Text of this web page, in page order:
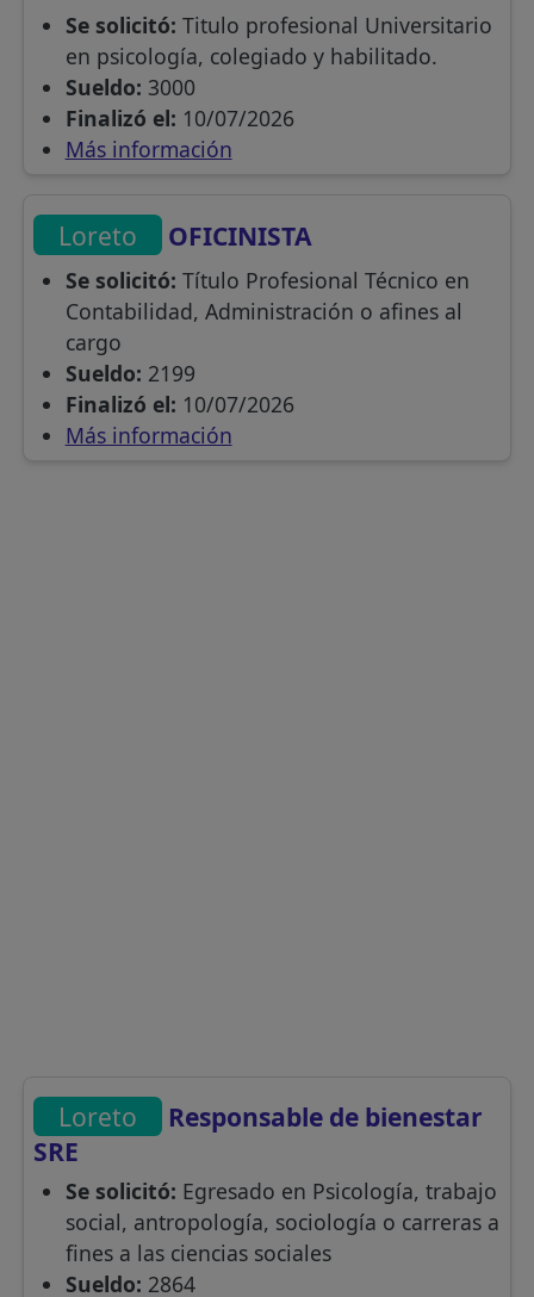
Se solicitó: Titulo profesional Universitario
en psicología, colegiado y habilitado.
Sueldo: 3000
Finalizó el: 10/07/2026
Más información
Loreto OFICINISTA
Se solicitó: Título Profesional Técnico en
Contabilidad, Administración o afines al
cargo
Sueldo: 2199
Finalizó el: 10/07/2026
Más información
Loreto
Responsable de bienestar
SRE
Se solicitó: Egresado en Psicología, trabajo
social, antropología, sociología o carreras a
fines a las ciencias sociales
Sueldo: 2864